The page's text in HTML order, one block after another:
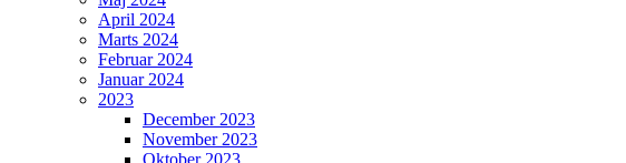
April 2024
Marts 2024
Februar 2024
Januar 2024
2023
December 2023
November 2023
Oktober 2023